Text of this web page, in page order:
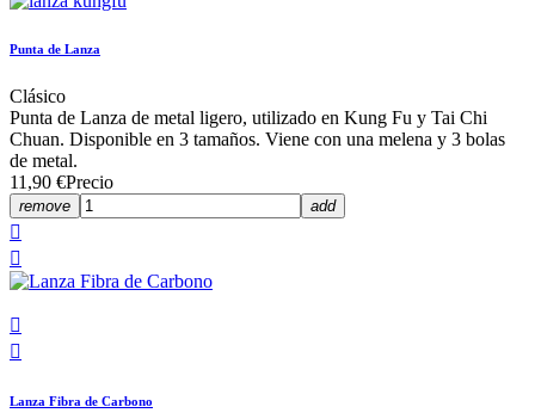
Punta de Lanza
Clásico
Punta de Lanza de metal ligero, utilizado en Kung Fu y Tai Chi
Chuan. Disponible en 3 tamaños. Viene con una melena y 3 bolas
de metal.
11,90 €Precio
remove add




Lanza Fibra de Carbono